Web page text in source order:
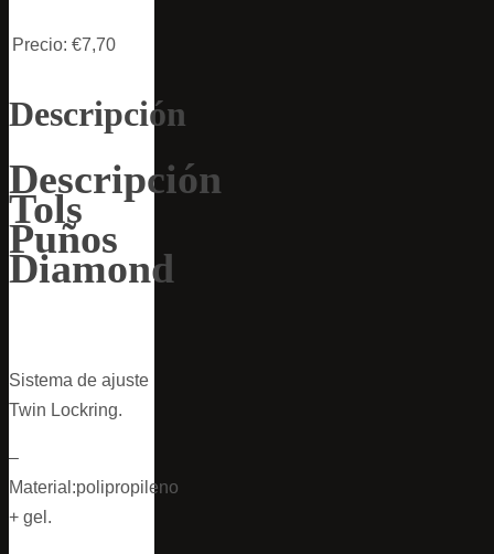
Precio: €7,70
Descripción
Descripción
Tols
Puños
Diamond
Sistema de ajuste
Twin Lockring.
–
Material:polipropileno
+ gel.